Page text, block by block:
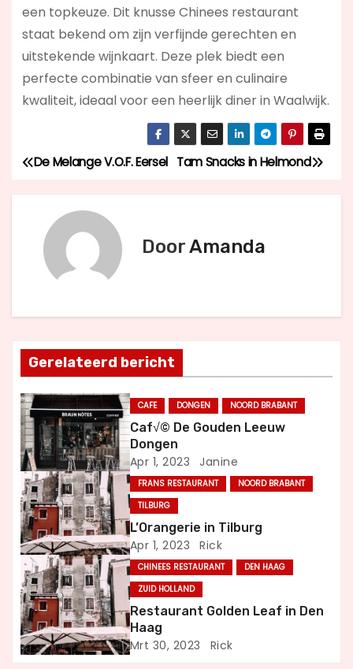
een topkeuze. Dit knusse Chinees restaurant
staat bekend om zijn verfijnde gerechten en
uitstekende wijnkaart. Deze plek biedt een
perfecte combinatie van sfeer en culinaire
kwaliteit, ideaal voor een heerlijk diner in Waalwijk.
B
e
t
n
a
v
i
g
a
t
i
Tam Snacks in Helmond
De Melange V.O.F. Eersel
DoorAmanda
Gerelateerd bericht
CAFE DONGEN NOORD BRABANT
Caf√© De Gouden Leeuw
Dongen
Apr 1, 2023 Janine
FRANS RESTAURANT
NOORD BRABANT
TILBURG
L’Orangerie in Tilburg
Apr 1, 2023 Rick
CHINEES RESTAURANT
DEN HAAG
ZUID HOLLAND
Restaurant Golden Leaf in Den
Haag
Mrt 30, 2023 Rick